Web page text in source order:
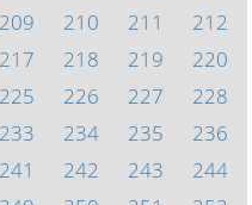
209 210 211
212
217 218 219
220
225 226 227
228
233 234 235
236
241 242 243
244